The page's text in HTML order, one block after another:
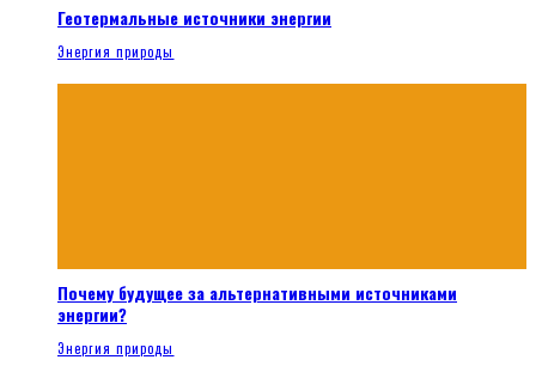
Геотермальные источники энергии
Энергия природы
Почему будущее за альтернативными источниками
энергии?
Энергия природы